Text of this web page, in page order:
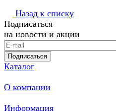
Назад к списку
Подписаться
на новости и акции
Подписаться
Каталог
О компании
Информация